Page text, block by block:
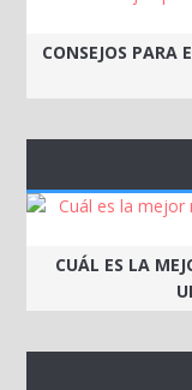
CONSEJOS PARA
CUÁL ES LA